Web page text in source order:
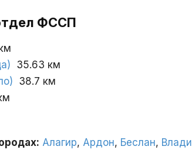
ФССП
35.63 км
38.7 км
Алагир, Ардон, Беслан,